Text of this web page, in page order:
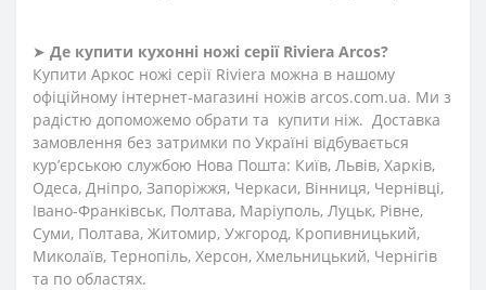
➤ Де купити кухонні ножі серії Riviera Arcos?
Купити Аркос ножі серії Riviera можна в нашому
офіційному інтернет-магазині ножів arcos.com.ua. Ми з
радістю допоможемо обрати та купити ніж. Доставка
замовлення без затримки по Україні відбувається
кур’єрською службою Нова Пошта: Київ, Львів, Харків,
Одеса, Дніпро, Запоріжжя, Черкаси, Вінниця, Чернівці,
Івано-Франківськ, Полтава, Маріуполь, Луцьк, Рівне,
Суми, Полтава, Житомир, Ужгород, Кропивницький,
Миколаїв, Тернопіль, Херсон, Хмельницький, Чернігів
та по областях.